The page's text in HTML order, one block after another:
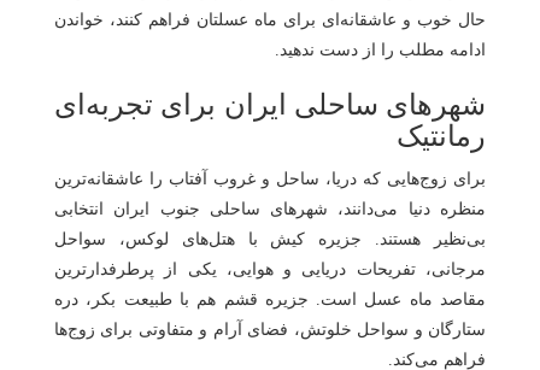
حال خوب و عاشقانه‌ای برای ماه عسلتان فراهم کنند، خواندن
ادامه مطلب را از دست ندهید.
شهرهای ساحلی ایران برای تجربه‌ای
رمانتیک
برای زوج‌هایی که دریا، ساحل و غروب آفتاب را عاشقانه‌ترین
منظره دنیا می‌دانند، شهرهای ساحلی جنوب ایران انتخابی
بی‌نظیر هستند. جزیره کیش با هتل‌های لوکس، سواحل
مرجانی، تفریحات دریایی و هوایی، یکی از پرطرفدارترین
مقاصد ماه عسل است. جزیره قشم هم با طبیعت بکر، دره
ستارگان و سواحل خلوتش، فضای آرام و متفاوتی برای زوج‌ها
فراهم می‌کند.